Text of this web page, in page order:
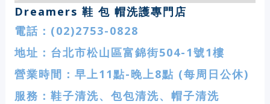
Dreamers 鞋 包 帽洗護專門店
電話：(02)2753-0828
地址： 台北市松山區富錦街504-1號1樓
營業時間：早上11點-晚上8點 (每周日公休)
服務：鞋子清洗、包包清洗、帽子清洗